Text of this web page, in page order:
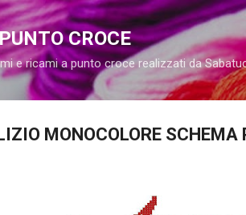
Passa ai contenuti principali
CROCE
e ricami a punto croce realizzati da
MONOCOLORE SCHEMA